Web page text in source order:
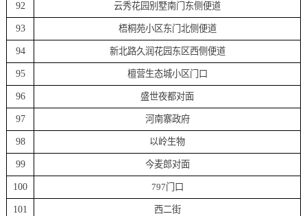
92 云秀花园别墅南门东侧便道
93 梧桐苑小区东门北侧便道
94 新北路久润花园东区西侧便道
95 檀营生态城小区门口
96 盛世夜都对面
97 河南寨政府
98 以岭生物
99 今麦郎对面
100 797门口
101 西二街